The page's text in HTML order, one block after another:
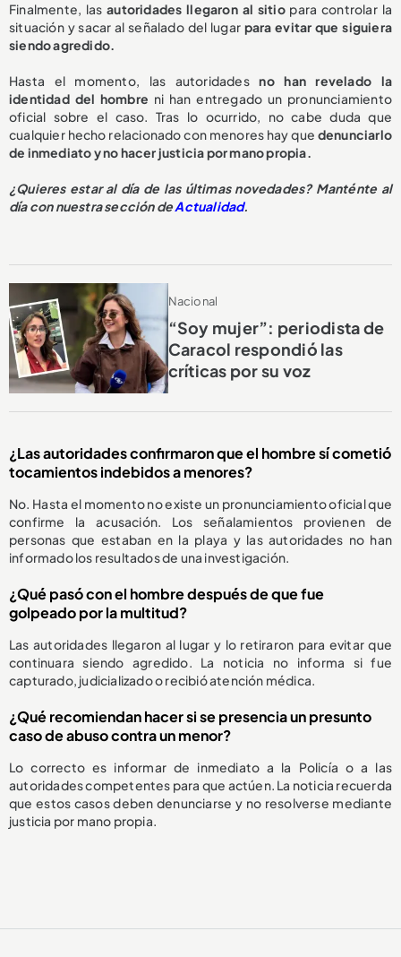
Finalmente, lasautoridades llegaron al sitiopara controlar la
situación y sacar al señalado del lugar para evitar que siguiera
siendo agredido.
Hasta el momento, las autoridadesno han revelado la
identidad del hombre ni han entregado un pronunciamiento
oficial sobre el caso. Tras lo ocurrido, no cabe duda que
cualquier hecho relacionado con menores hay que denunciarlo
de inmediato y no hacer justicia por mano propia.
¿Quieres estar al día de las últimas novedades? Manténte al
día con nuestra sección deActualidad.
Nacional
“Soy mujer”: periodista de
Caracol respondió las
críticas por su voz
¿Las autoridades confirmaron que el hombre sí cometió
tocamientos indebidos a menores?
No. Hasta el momento no existe un pronunciamiento oficial que
confirme la acusación. Los señalamientos provienen de
personas que estaban en la playa y las autoridades no han
informado los resultados de una investigación.
¿Qué pasó con el hombre después de que fue
golpeado por la multitud?
Las autoridades llegaron al lugar y lo retiraron para evitar que
continuara siendo agredido. La noticia no informa si fue
capturado, judicializado o recibió atención médica.
¿Qué recomiendan hacer si se presencia un presunto
caso de abuso contra un menor?
Lo correcto es informar de inmediato a la Policía o a las
autoridades competentes para que actúen. La noticia recuerda
que estos casos deben denunciarse y no resolverse mediante
justicia por mano propia.